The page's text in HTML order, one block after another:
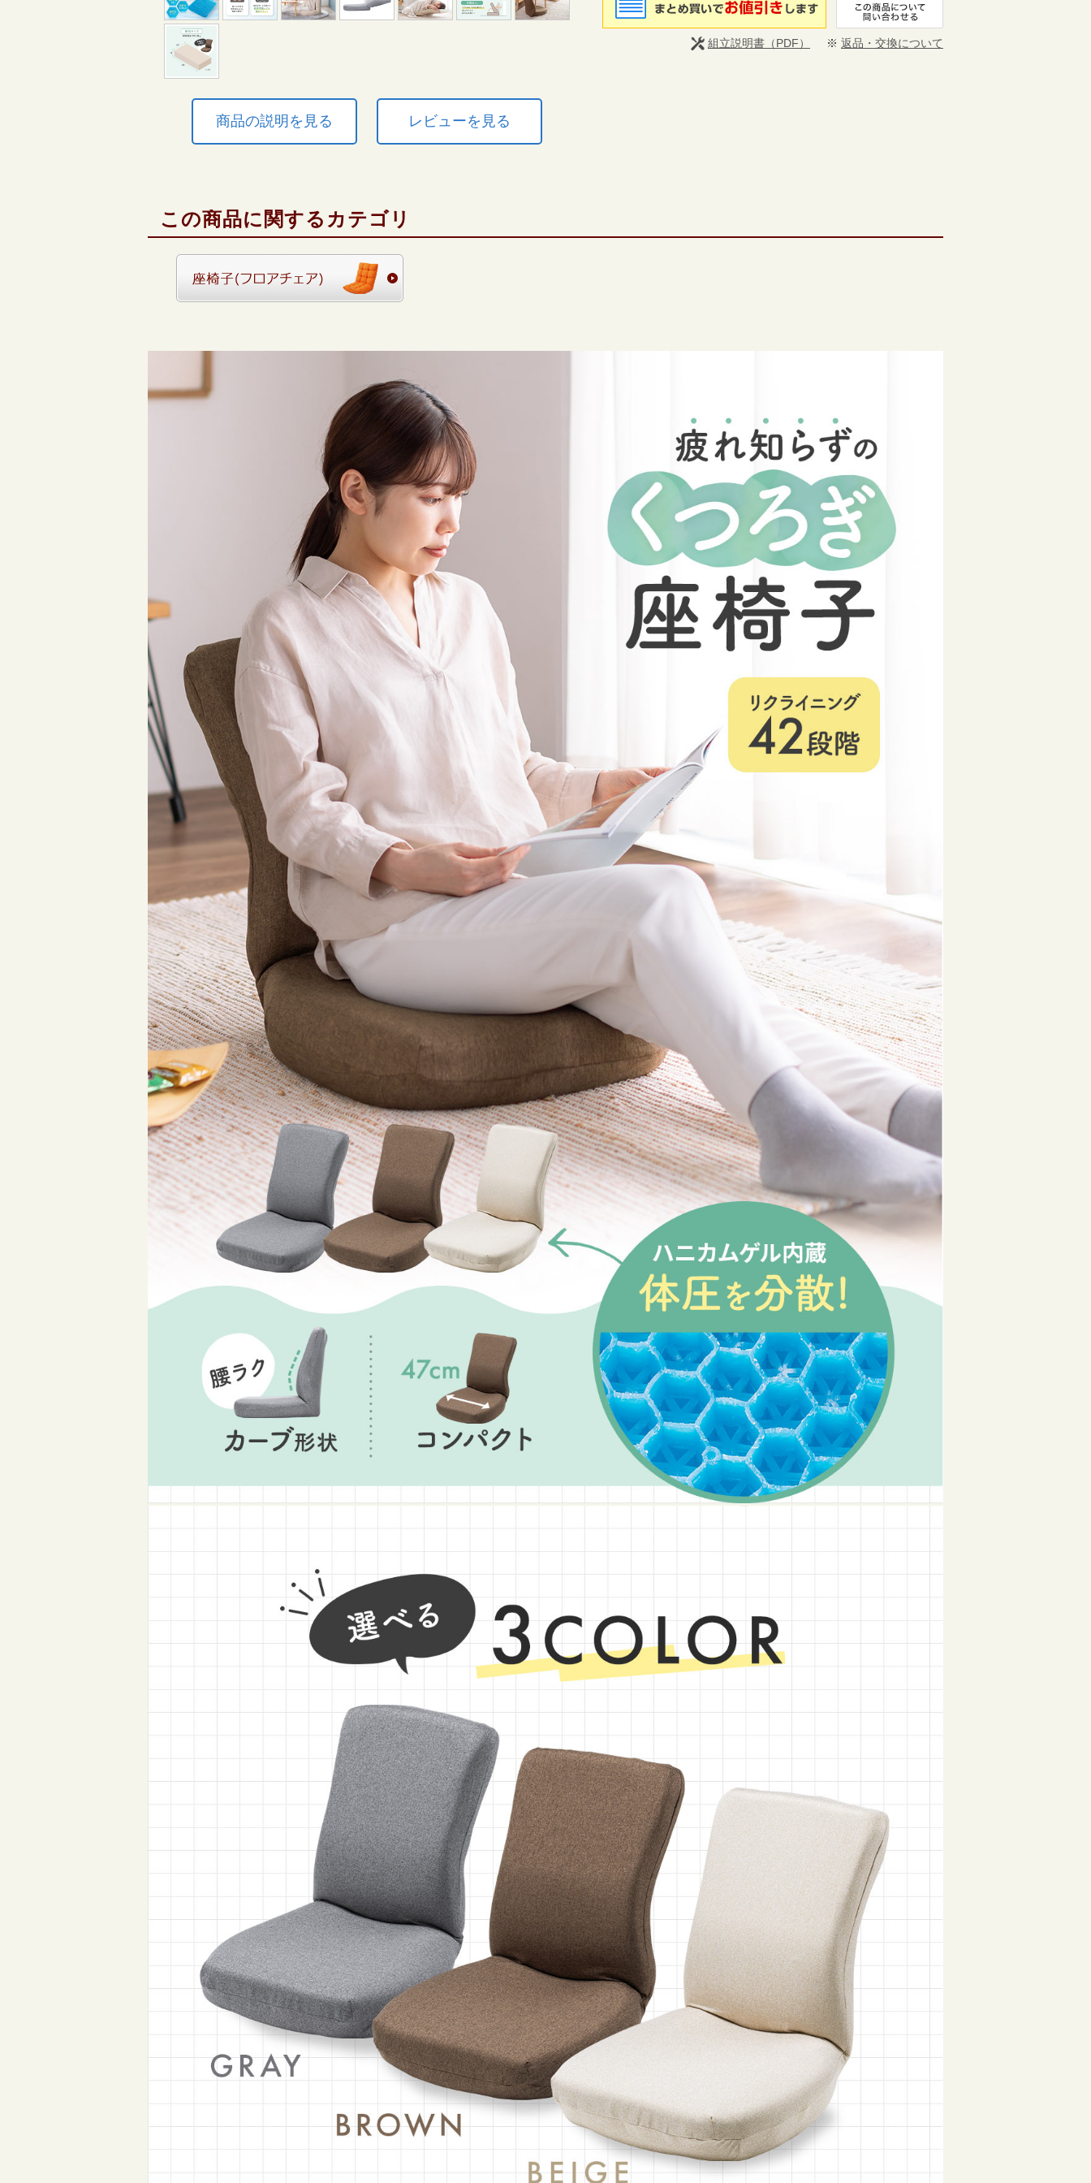
商品の説明を見る レビューを見る
組立説明書（PDF） ※ 返品・交換について
この商品に関するカテゴリ